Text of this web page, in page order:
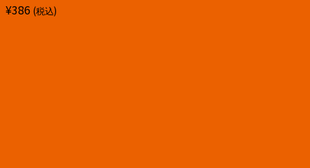
¥386 (税込)